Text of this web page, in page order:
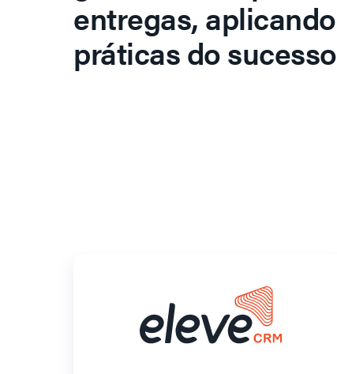
entregas,
práticas do